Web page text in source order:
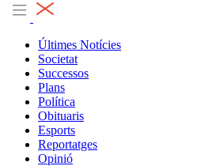
Últimes Notícies
Societat
Successos
Plans
Política
Obituaris
Esports
Reportatges
Opinió